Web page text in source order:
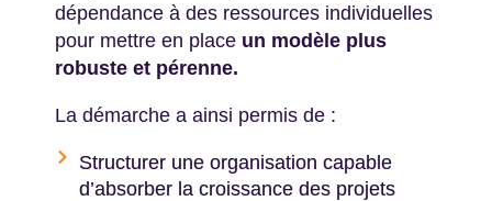
dépendance à des ressources individuelles
pour mettre en place un modèle plus
robuste et pérenne.
La démarche a ainsi permis de :
Structurer une organisation capable
d’absorber la croissance des projets